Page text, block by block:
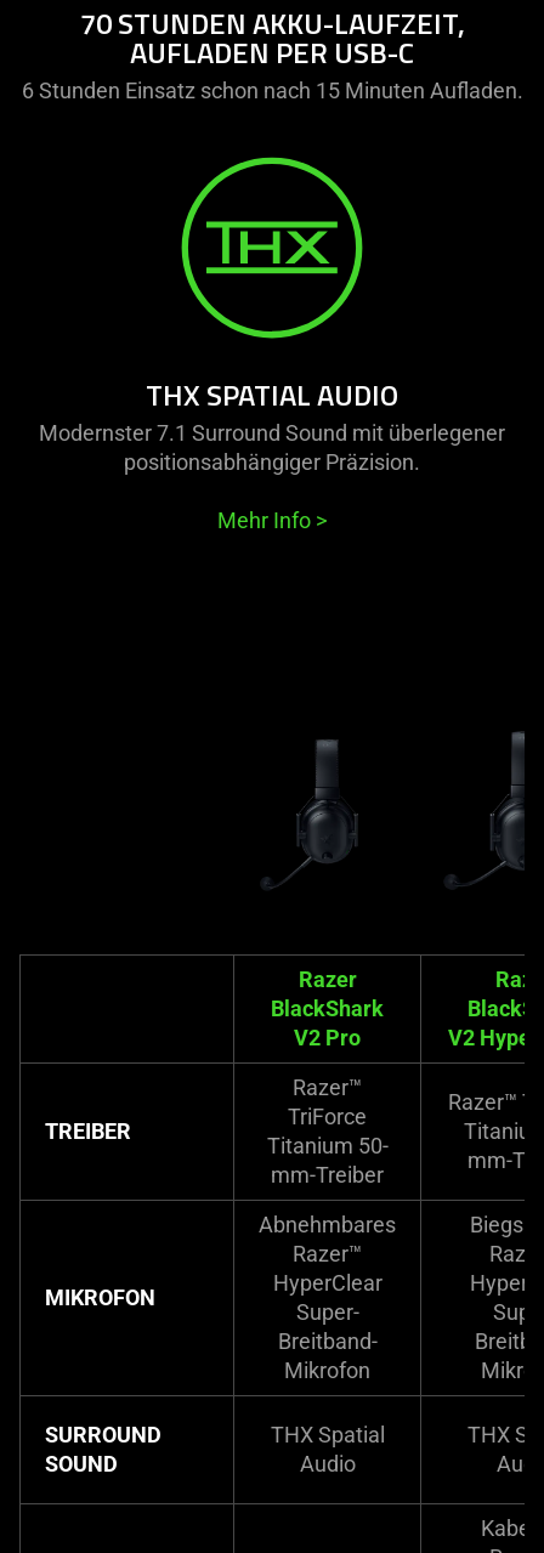
70 STUNDEN AKKU-LAUFZEIT,
AUFLADEN PER USB-C
6 Stunden Einsatz schon nach 15 Minuten Aufladen.
THX SPATIAL AUDIO
Modernster 7.1 Surround Sound mit überlegener
positionsabhängiger Präzision.
Mehr Info >
Razer
BlackShark
V2 Pro
V2
TREIBER
Razer™
TriForce
Titanium 50-
mm-Treiber
Razer™
mm-
MIKROFON
Abnehmbares
Razer™
HyperClear
Super-
Breitband-
Mikrofon
SURROUND
SOUND
THX Spatial
Audio
THX